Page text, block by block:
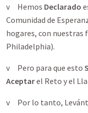
v Hemos Declarado
Comunidad de
hogares, con nuestras
Philadelphia).
v Pero para que esto
Aceptarel Reto y el
v Por lo tanto,